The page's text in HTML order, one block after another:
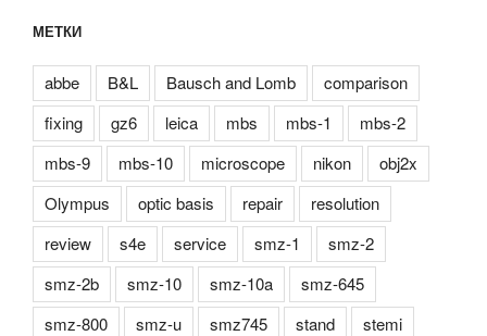
МЕТКИ
abbe B&L Bausch and Lomb
comparison
fixing
gz6 leica mbs mbs-1
mbs-2
mbs-9
mbs-10 microscope nikon
obj2x
Olympus
optic basis repair
resolution
review
s4e service smz-1
smz-2
smz-2b
smz-10 smz-10a
smz-645
smz-800
smz-u smz745 stand
stemi